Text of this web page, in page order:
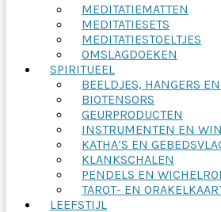
MEDITATIEMATTEN
MEDITATIESETS
MEDITATIESTOELTJES
OMSLAGDOEKEN
SPIRITUEEL
BEELDJES, HANGERS
BIOTENSORS
GEURPRODUCTEN
INSTRUMENTEN EN
KATHA’S EN
KLANKSCHALEN
PENDELS EN
TAROT- EN
LEEFSTIJL